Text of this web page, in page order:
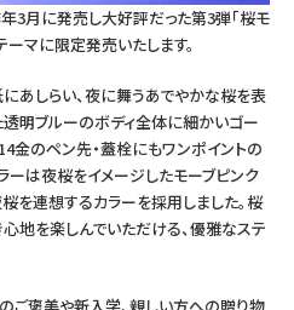
3月に発売し大好評だった第3弾「桜モ
ーマに限定発売いたします。
あしらい、夜に舞うあでやかな桜を表
透明ブルーのボディ全体に細かいゴー
金のペン先・蓋栓にもワンポイントの
ーは夜桜をイメージしたモーブピンク
を連想するカラーを採用しました。桜
地を楽しんでいただける、優雅なステ